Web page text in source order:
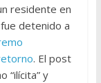
residente en
detenido a
. El post
“ilícita” y